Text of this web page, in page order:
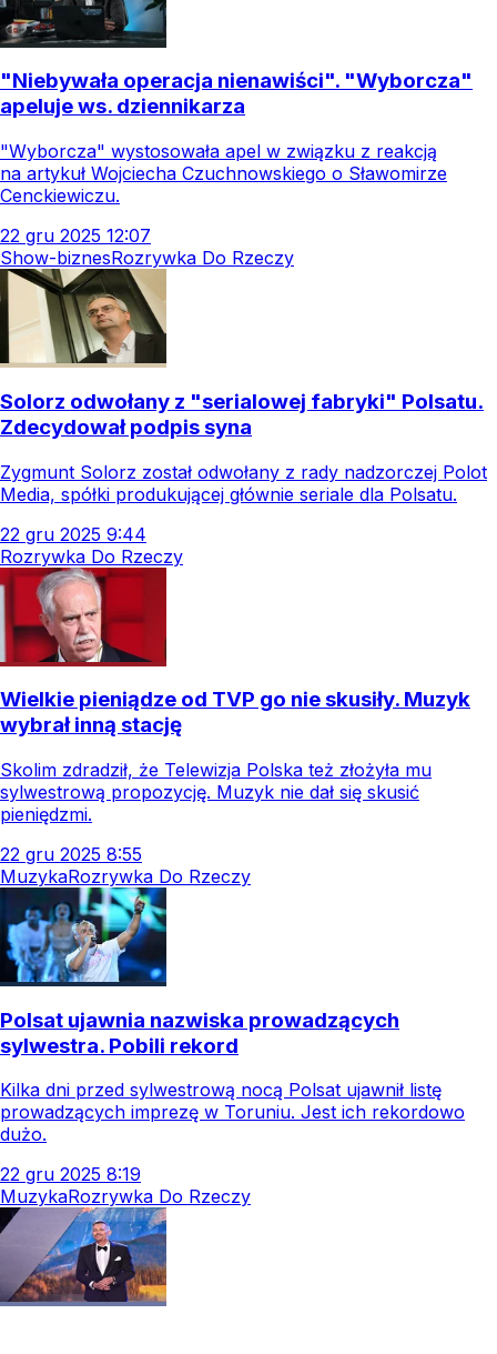
"Niebywała operacja nienawiści". "Wyborcza"
apeluje ws. dziennikarza
"Wyborcza" wystosowała apel w związku z reakcją
na artykuł Wojciecha Czuchnowskiego o Sławomirze
Cenckiewiczu.
22 gru 2025 12:07
Show-biznesRozrywka Do Rzeczy
Solorz odwołany z "serialowej fabryki" Polsatu.
Zdecydował podpis syna
Zygmunt Solorz został odwołany z rady nadzorczej Polot
Media, spółki produkującej głównie seriale dla Polsatu.
22 gru 2025 9:44
Rozrywka Do Rzeczy
Wielkie pieniądze od TVP go nie skusiły. Muzyk
wybrał inną stację
Skolim zdradził, że Telewizja Polska też złożyła mu
sylwestrową propozycję. Muzyk nie dał się skusić
pieniędzmi.
22 gru 2025 8:55
MuzykaRozrywka Do Rzeczy
Polsat ujawnia nazwiska prowadzących
sylwestra. Pobili rekord
Kilka dni przed sylwestrową nocą Polsat ujawnił listę
prowadzących imprezę w Toruniu. Jest ich rekordowo
dużo.
22 gru 2025 8:19
MuzykaRozrywka Do Rzeczy